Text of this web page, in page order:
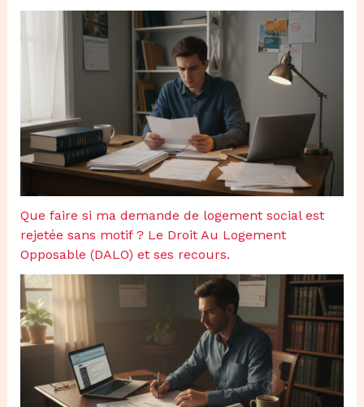
Que faire si ma demande de logement social est
rejetée sans motif ? Le Droit Au Logement
Opposable (DALO) et ses recours.